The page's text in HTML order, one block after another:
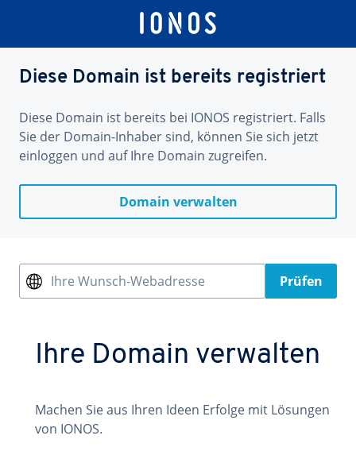
Diese Domain ist bereits registriert
Diese Domain ist bereits bei IONOS registriert. Falls
Sie der Domain-Inhaber sind, können Sie sich jetzt
einloggen und auf Ihre Domain zugreifen.
Domain verwalten
Ihre Wunsch-Webadresse Prüfen
Ihre Domain verwalten
Machen Sie aus Ihren Ideen Erfolge mit Lösungen
von IONOS.